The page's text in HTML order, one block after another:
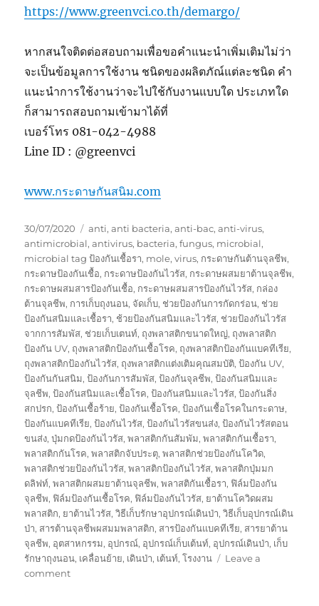
https://www.greenvci.co.th/demargo/
หากสนใจติดต่อสอบถามเพื่อขอคำแนะนำเพิ่มเติมไม่ว่า
จะเป็นข้อมูลการใช้งาน ชนิดของผลิตภัณ์แต่ละชนิด คำ
แนะนำการใช้งานว่าจะไปใช้กับงานแบบใด ประเภทใด
ก็สามารถสอบถามเข้ามาได้ที่
เบอร์โทร 081-042-4988
Line ID : @greenvci
www.กระดาษกันสนิม.com
Posted
on
30/07/2020 Tags
anti,anti bacteria,anti-bac,anti-virus,
antimicrobial,antivirus, bacteria,fungus, microbial,
microbial tag ป้องกันเชื้อรา, mole,virus, กระดาษกันต้านจุลชีพ,
กระดาษป้องกันเชื้อ, กระดาษป้องกันไวรัส, กระดาษผสมยาต้านจุลชีพ,
กระดาษผสมสารป้องกันเชื้อ, กระดาษผสมสารป้องกันไวรัส, กล่อง
ต้านจุลชีพ, การเก็บถุงนอน, จัดเก็บ, ช่วยป้องกันการกัดกร่อน, ช่วย
ป้องกันสนิมและเชื้อรา, ช้วยป้องกันสนิมและไวรัส, ช่วยป้องกันไวรัส
จากการสัมพัส, ช่วยเก็บเตนท์, ถุงพลาสติกขนาดใหญ่, ถุงพลาสติก
ป้องกัน UV, ถุงพลาสติกป้องกันเชื้อโรค, ถุงพลาสติกป้องกันแบคทีเรีย,
ถุงพลาสติกป้องกันไวรัส, ถุงพลาสติกแต่งเติมคุณสมบัติ,ป้องกัน UV,
ป้องกันกันสนิม,ป้องกันการสัมพัส,ป้องกันจุลชีพ,ป้องกันสนิมและ
จุลชีพ,ป้องกันสนิมและเชื้อโรค,ป้องกันสนิมและไวรัส,ป้องกันสิ่ง
สกปรก,ป้องกันเชื้อร้าย,ป้องกันเชื้อโรค,ป้องกันเชื้อโรคในกระดาษ,
ป้องกันแบคทีเรีย,ป้องกันไวรัส,ป้องกันไวรัสขนส่ง,ป้องกันไวรัสตอน
ขนส่ง,ปุ่มกดป้องกันไวรัส,พลาสติกกันสัมพัม,พลาสติกกันเชื้อรา,
พลาสติกกันโรค,พลาสติกจับประตุ,พลาสติกช่วยป้องกันโควิด,
พลาสติกช่วยป้องกันไวรัส,พลาสติกป้องกันไวรัส,พลาสติกปุ่มมก
ดลิฟท์,พลาสติกผสมยาต้านจุลชีพ,พลาสติกันเชื้อรา, ฟิล์มป้องกัน
จุลชีพ, ฟิล์มป้องกันเชื้อโรค, ฟิล์มป้องกันไวรัส, ยาต้านโควิดผสม
พลาสติก, ยาต้านไวรัส,วิธีเก็บรักษาอุปกรณ์เดินป่า,วิธีเก็บอุปกรณ์เดิน
ป่า, สารต้านจุลชีพผสมมพลาสติก, สารป้องกันแบคทีเรีย, สารยาต้าน
จุลชีพ, อุตสาหกรรม, อุปกรณ์, อุปกรณ์เก็บเต้นท์, อุปกรณ์เดินป่า, เก็บ
รักษาถุงนอน, เคลื่อนย้าย, เดินป่า, เต้นท์,โรงงาน
Leave a
commenton